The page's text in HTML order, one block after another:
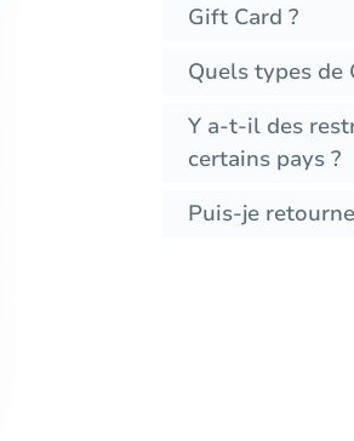
Gift Card ?
Quels types de
Y a-t-il des
certains pays ?
Puis-je